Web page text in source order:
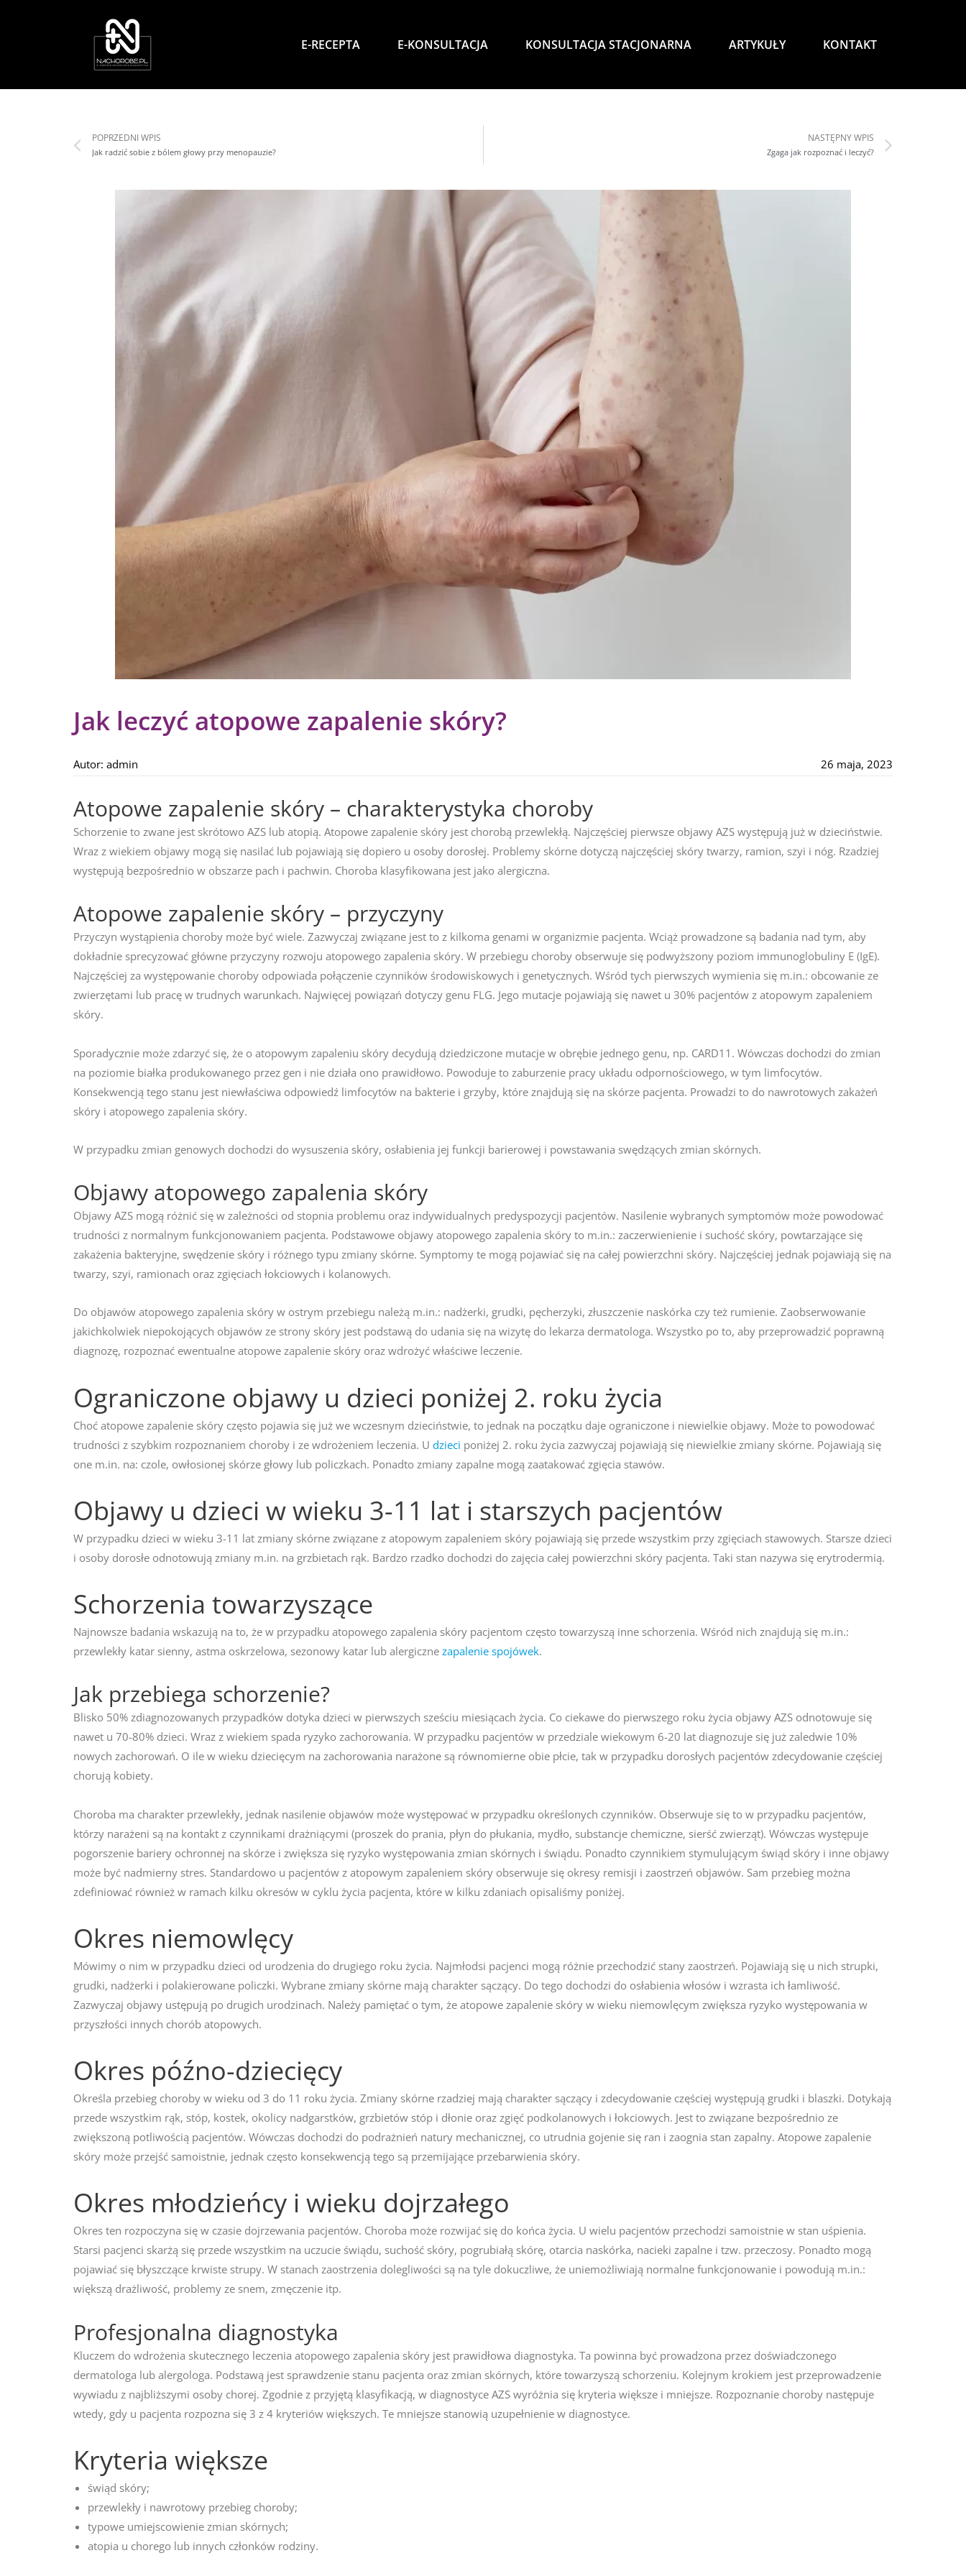
E-RECEPTA E-KONSULTACJA KONSULTACJA STACJONARNA ARTYKUŁY KONTAKT
POPRZEDNI WPIS
Jak radzić sobie z bólem głowy przy menopauzie?
NASTĘPNY WPIS
Zgaga jak rozpoznać i leczyć?
Jak leczyć atopowe zapalenie skóry?
Autor: admin 26 maja, 2023
Atopowe zapalenie skóry – charakterystyka choroby
Schorzenie to zwane jest skrótowo AZS lub atopią. Atopowe zapalenie skóry jest chorobą przewlekłą. Najczęściej pierwsze objawy AZS występują już w dzieciństwie.
Wraz z wiekiem objawy mogą się nasilać lub pojawiają się dopiero u osoby dorosłej. Problemy skórne dotyczą najczęściej skóry twarzy, ramion, szyi i nóg. Rzadziej
występują bezpośrednio w obszarze pach i pachwin. Choroba klasyfikowana jest jako alergiczna.
Atopowe zapalenie skóry – przyczyny
Przyczyn wystąpienia choroby może być wiele. Zazwyczaj związane jest to z kilkoma genami w organizmie pacjenta. Wciąż prowadzone są badania nad tym, aby
dokładnie sprecyzować główne przyczyny rozwoju atopowego zapalenia skóry. W przebiegu choroby obserwuje się podwyższony poziom immunoglobuliny E (IgE).
Najczęściej za występowanie choroby odpowiada połączenie czynników środowiskowych i genetycznych. Wśród tych pierwszych wymienia się m.in.: obcowanie ze
zwierzętami lub pracę w trudnych warunkach. Najwięcej powiązań dotyczy genu FLG. Jego mutacje pojawiają się nawet u 30% pacjentów z atopowym zapaleniem
skóry.
Sporadycznie może zdarzyć się, że o atopowym zapaleniu skóry decydują dziedziczone mutacje w obrębie jednego genu, np. CARD11. Wówczas dochodzi do zmian
na poziomie białka produkowanego przez gen i nie działa ono prawidłowo. Powoduje to zaburzenie pracy układu odpornościowego, w tym limfocytów.
Konsekwencją tego stanu jest niewłaściwa odpowiedź limfocytów na bakterie i grzyby, które znajdują się na skórze pacjenta. Prowadzi to do nawrotowych zakażeń
skóry i atopowego zapalenia skóry.
W przypadku zmian genowych dochodzi do wysuszenia skóry, osłabienia jej funkcji barierowej i powstawania swędzących zmian skórnych.
Objawy atopowego zapalenia skóry
Objawy AZS mogą różnić się w zależności od stopnia problemu oraz indywidualnych predyspozycji pacjentów. Nasilenie wybranych symptomów może powodować
trudności z normalnym funkcjonowaniem pacjenta. Podstawowe objawy atopowego zapalenia skóry to m.in.: zaczerwienienie i suchość skóry, powtarzające się
zakażenia bakteryjne, swędzenie skóry i różnego typu zmiany skórne. Symptomy te mogą pojawiać się na całej powierzchni skóry. Najczęściej jednak pojawiają się na
twarzy, szyi, ramionach oraz zgięciach łokciowych i kolanowych.
Do objawów atopowego zapalenia skóry w ostrym przebiegu należą m.in.: nadżerki, grudki, pęcherzyki, złuszczenie naskórka czy też rumienie. Zaobserwowanie
jakichkolwiek niepokojących objawów ze strony skóry jest podstawą do udania się na wizytę do lekarza dermatologa. Wszystko po to, aby przeprowadzić poprawną
diagnozę, rozpoznać ewentualne atopowe zapalenie skóry oraz wdrożyć właściwe leczenie.
Ograniczone objawy u dzieci poniżej 2. roku życia
Choć atopowe zapalenie skóry często pojawia się już we wczesnym dzieciństwie, to jednak na początku daje ograniczone i niewielkie objawy. Może to powodować
trudności z szybkim rozpoznaniem choroby i ze wdrożeniem leczenia. U dzieci poniżej 2. roku życia zazwyczaj pojawiają się niewielkie zmiany skórne. Pojawiają się
one m.in. na: czole, owłosionej skórze głowy lub policzkach. Ponadto zmiany zapalne mogą zaatakować zgięcia stawów.
Objawy u dzieci w wieku 3-11 lat i starszych pacjentów
W przypadku dzieci w wieku 3-11 lat zmiany skórne związane z atopowym zapaleniem skóry pojawiają się przede wszystkim przy zgięciach stawowych. Starsze dzieci
i osoby dorosłe odnotowują zmiany m.in. na grzbietach rąk. Bardzo rzadko dochodzi do zajęcia całej powierzchni skóry pacjenta. Taki stan nazywa się erytrodermią.
Schorzenia towarzyszące
Najnowsze badania wskazują na to, że w przypadku atopowego zapalenia skóry pacjentom często towarzyszą inne schorzenia. Wśród nich znajdują się m.in.:
przewlekły katar sienny, astma oskrzelowa, sezonowy katar lub alergiczne zapalenie spojówek.
Jak przebiega schorzenie?
Blisko 50% zdiagnozowanych przypadków dotyka dzieci w pierwszych sześciu miesiącach życia. Co ciekawe do pierwszego roku życia objawy AZS odnotowuje się
nawet u 70-80% dzieci. Wraz z wiekiem spada ryzyko zachorowania. W przypadku pacjentów w przedziale wiekowym 6-20 lat diagnozuje się już zaledwie 10%
nowych zachorowań. O ile w wieku dziecięcym na zachorowania narażone są równomierne obie płcie, tak w przypadku dorosłych pacjentów zdecydowanie częściej
chorują kobiety.
Choroba ma charakter przewlekły, jednak nasilenie objawów może występować w przypadku określonych czynników. Obserwuje się to w przypadku pacjentów,
którzy narażeni są na kontakt z czynnikami drażniącymi (proszek do prania, płyn do płukania, mydło, substancje chemiczne, sierść zwierząt). Wówczas występuje
pogorszenie bariery ochronnej na skórze i zwiększa się ryzyko występowania zmian skórnych i świądu. Ponadto czynnikiem stymulującym świąd skóry i inne objawy
może być nadmierny stres. Standardowo u pacjentów z atopowym zapaleniem skóry obserwuje się okresy remisji i zaostrzeń objawów. Sam przebieg można
zdefiniować również w ramach kilku okresów w cyklu życia pacjenta, które w kilku zdaniach opisaliśmy poniżej.
Okres niemowlęcy
Mówimy o nim w przypadku dzieci od urodzenia do drugiego roku życia. Najmłodsi pacjenci mogą różnie przechodzić stany zaostrzeń. Pojawiają się u nich strupki,
grudki, nadżerki i polakierowane policzki. Wybrane zmiany skórne mają charakter sączący. Do tego dochodzi do osłabienia włosów i wzrasta ich łamliwość.
Zazwyczaj objawy ustępują po drugich urodzinach. Należy pamiętać o tym, że atopowe zapalenie skóry w wieku niemowlęcym zwiększa ryzyko występowania w
przyszłości innych chorób atopowych.
Okres późno-dziecięcy
Określa przebieg choroby w wieku od 3 do 11 roku życia. Zmiany skórne rzadziej mają charakter sączący i zdecydowanie częściej występują grudki i blaszki. Dotykają
przede wszystkim rąk, stóp, kostek, okolicy nadgarstków, grzbietów stóp i dłonie oraz zgięć podkolanowych i łokciowych. Jest to związane bezpośrednio ze
zwiększoną potliwością pacjentów. Wówczas dochodzi do podrażnień natury mechanicznej, co utrudnia gojenie się ran i zaognia stan zapalny. Atopowe zapalenie
skóry może przejść samoistnie, jednak często konsekwencją tego są przemijające przebarwienia skóry.
Okres młodzieńcy i wieku dojrzałego
Okres ten rozpoczyna się w czasie dojrzewania pacjentów. Choroba może rozwijać się do końca życia. U wielu pacjentów przechodzi samoistnie w stan uśpienia.
Starsi pacjenci skarżą się przede wszystkim na uczucie świądu, suchość skóry, pogrubiałą skórę, otarcia naskórka, nacieki zapalne i tzw. przeczosy. Ponadto mogą
pojawiać się błyszczące krwiste strupy. W stanach zaostrzenia dolegliwości są na tyle dokuczliwe, że uniemożliwiają normalne funkcjonowanie i powodują m.in.:
większą drażliwość, problemy ze snem, zmęczenie itp.
Profesjonalna diagnostyka
Kluczem do wdrożenia skutecznego leczenia atopowego zapalenia skóry jest prawidłowa diagnostyka. Ta powinna być prowadzona przez doświadczonego
dermatologa lub alergologa. Podstawą jest sprawdzenie stanu pacjenta oraz zmian skórnych, które towarzyszą schorzeniu. Kolejnym krokiem jest przeprowadzenie
wywiadu z najbliższymi osoby chorej. Zgodnie z przyjętą klasyfikacją, w diagnostyce AZS wyróżnia się kryteria większe i mniejsze. Rozpoznanie choroby następuje
wtedy, gdy u pacjenta rozpozna się 3 z 4 kryteriów większych. Te mniejsze stanowią uzupełnienie w diagnostyce.
Kryteria większe
świąd skóry;
przewlekły i nawrotowy przebieg choroby;
typowe umiejscowienie zmian skórnych;
atopia u chorego lub innych członków rodziny.